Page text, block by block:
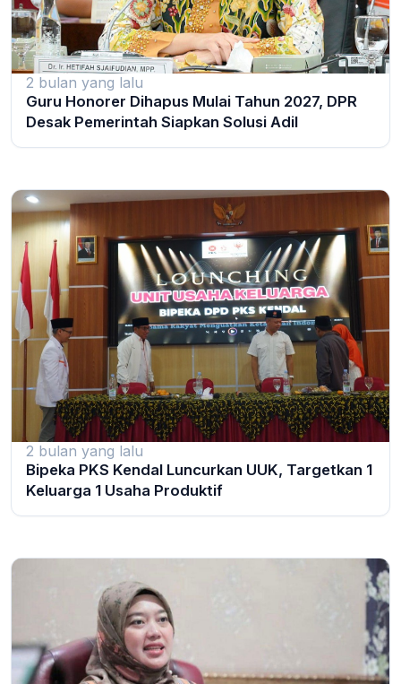
2 bulan yang lalu
Guru Honorer Dihapus Mulai Tahun 2027, DPR
Desak Pemerintah Siapkan Solusi Adil
2 bulan yang lalu
Bipeka PKS Kendal Luncurkan UUK, Targetkan 1
Keluarga 1 Usaha Produktif